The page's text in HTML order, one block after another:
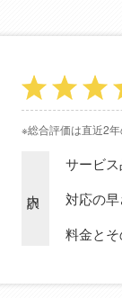
※総合評価は直近2年
サービ
対応の早
料金と